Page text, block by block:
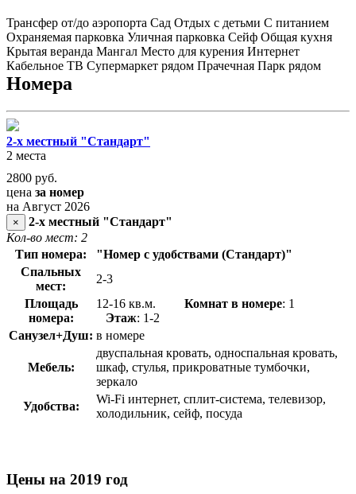
Трансфер от/до аэропорта Сад Отдых с детьми С питанием
Охраняемая парковка Уличная парковка Сейф Общая кухня
Крытая веранда Мангал Место для курения Интернет
Кабельное ТВ Супермаркет рядом Прачечная Парк рядом
Номера
2-х местный "Стандарт"
2 места
2800 руб.
цена за номер
на Август 2026
×
2-х местный "Стандарт"
Кол-во мест: 2
Тип номера:
"Номер с удобствами (Стандарт)"
Спальных
мест:
2-3
Площадь
номера:
12-16 кв.м. Комнат в номере: 1
Этаж: 1-2
Санузел+Душ: в номере
Мебель:
двуспальная кровать, односпальная кровать,
шкаф, стулья, прикроватные тумбочки,
зеркало
Удобства:
Wi-Fi интернет, сплит-система, телевизор,
холодильник, сейф, посуда
Цены на 2019 год